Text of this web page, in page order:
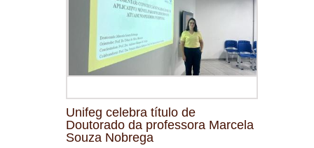
Unifeg celebra título de
Doutorado da professora Marcela
Souza Nobrega